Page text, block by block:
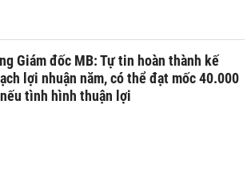
Giám đốc MB: Tự tin hoàn thành kế
lợi nhuận năm, có thể đạt mốc 40.000
tình hình thuận lợi